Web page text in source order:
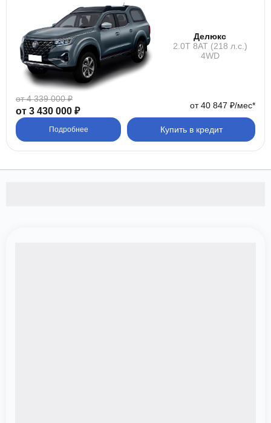
Делюкс
2.0T 8AT (218 л.с.)
4WD
от 4 339 000 ₽
от 3 430 000 ₽
от 40 847 ₽/мес*
Подробнее Купить в кредит